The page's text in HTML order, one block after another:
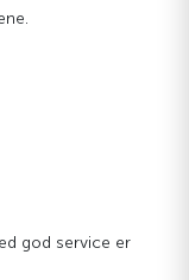
god service er